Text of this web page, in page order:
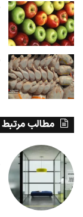
مطالب مرتبط